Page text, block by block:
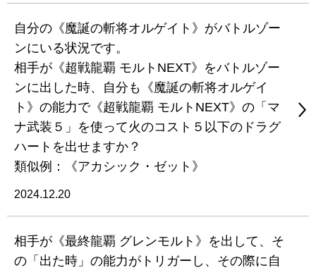
自分の《魔誕の斬将オルゲイト》がバトルゾー
ンにいる状況です。
相手が《超戦龍覇 モルトNEXT》をバトルゾー
ンに出した時、自分も《魔誕の斬将オルゲイ
ト》の能力で《超戦龍覇 モルトNEXT》の「マ
ナ武装５」を使って火のコスト５以下のドラグ
ハートを出せますか？
類似例：《アカシック・ゼット》
2024.12.20
相手が《最終龍覇 グレンモルト》を出して、そ
の「出た時」の能力がトリガーし、その際に自